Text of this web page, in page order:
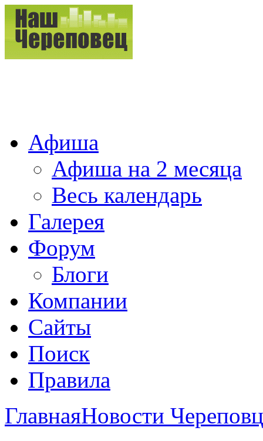
Афиша
Афиша на 2 месяца
Весь календарь
Галерея
Форум
Блоги
Компании
Сайты
Поиск
Правила
ГлавнаяНовости